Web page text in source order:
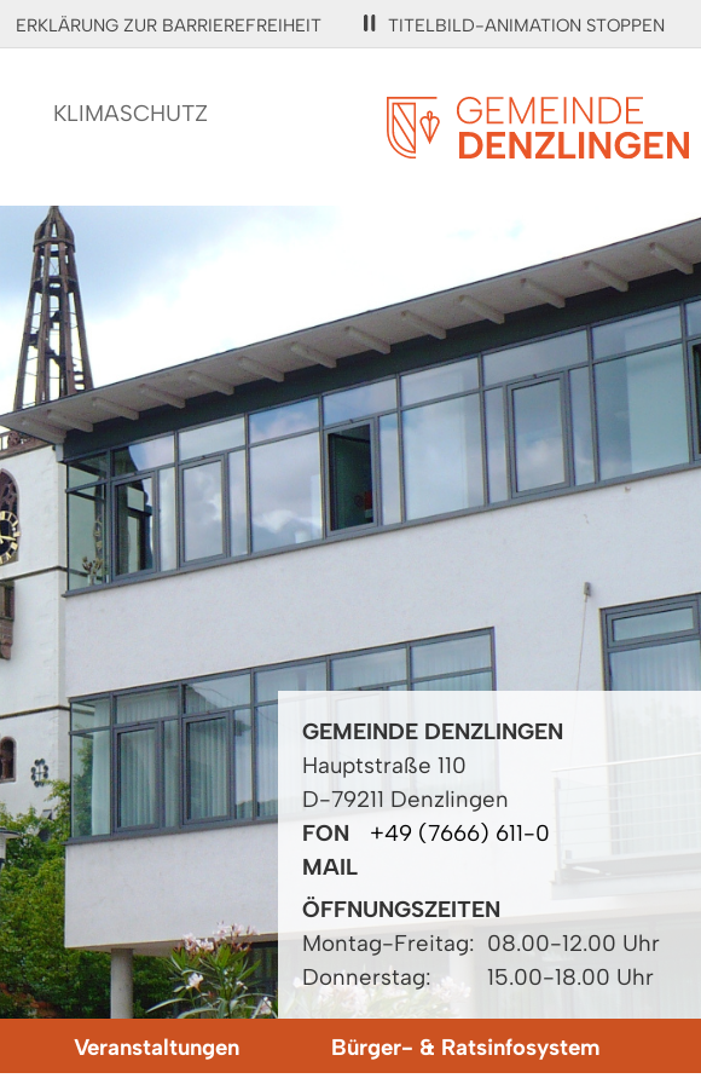
ERKLÄRUNG ZUR BARRIEREFREIHEIT TITELBILD-ANIMATION STOPPEN
KLIMASCHUTZ
GEMEINDE DENZLINGEN
Hauptstraße 110
D-79211 Denzlingen
FON
+49 (7666) 611-0
MAIL
ÖFFNUNGSZEITEN
Montag-Freitag: 08.00-12.00 Uhr
Donnerstag:
15.00-18.00 Uhr
Veranstaltungen Bürger- & Ratsinfosystem